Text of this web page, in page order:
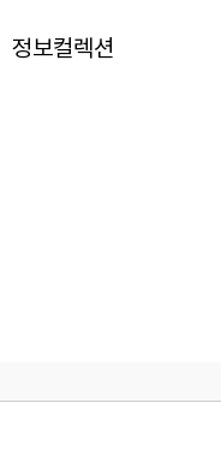
정보컬렉션